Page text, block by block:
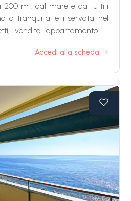
200 mt. dal mare e da tutti i
tranquilla e riservata nel
vendita appartamento in
e bagno. Giardino
bene per rilassanti cene
di proprietà, posto auto
Ospedaletti in vendita è
i servizi e al mare, ottimo
Accedi alla scheda